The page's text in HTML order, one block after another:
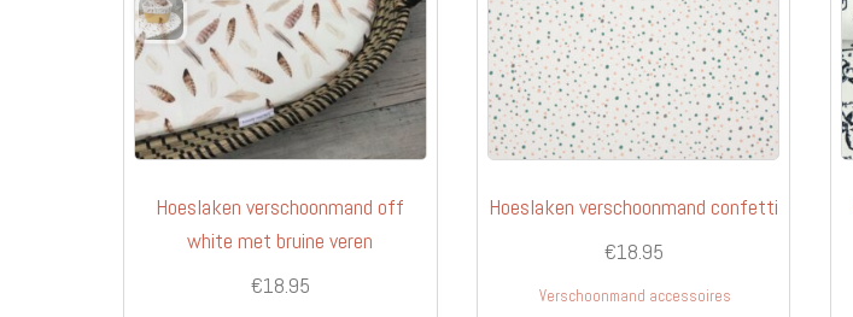
Hoeslaken verschoonmand off
white met bruine veren
€18.95
Hoeslaken verschoonmand confetti
€18.95
Verschoonmand accessoires